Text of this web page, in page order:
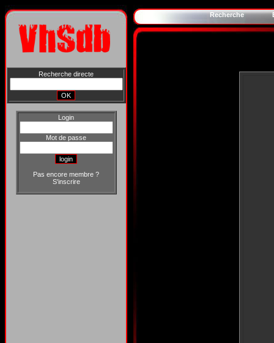
Recherche directe
Login
Mot de passe
Pas encore membre ?
S'inscrire
Recherche